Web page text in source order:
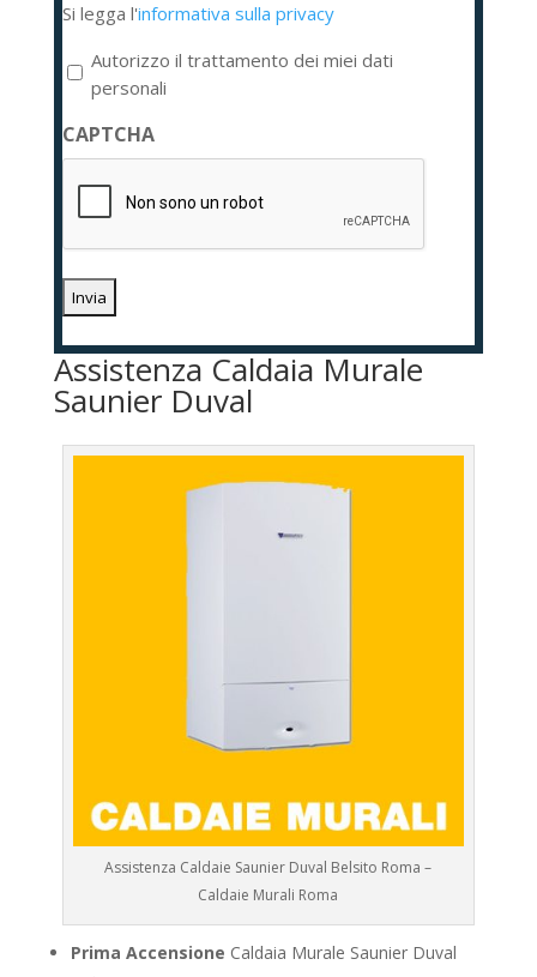
legga
l'informativa
sulla
privacy
*
Si legga l'informativa sulla privacy
Autorizzo il trattamento dei miei dati
personali
CAPTCHA
Assistenza Caldaia Murale
Saunier Duval
Assistenza Caldaie Saunier Duval Belsito Roma –
Caldaie Murali Roma
Prima Accensione Caldaia Murale Saunier Duval